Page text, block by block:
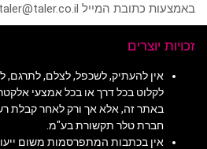
באמצעות כתובת המייל taler@taler.co.il
זכויות יוצרים
אין להעתיק, לשכפל, לצלם, לתרגם,
לקלוט בכל דרך או בכל אמצעי
באתר זה, אלא אך ורק לאחר קבלת
חברת טלר תקשורת בע"מ.
אין בכתבות המתפרסמות משום